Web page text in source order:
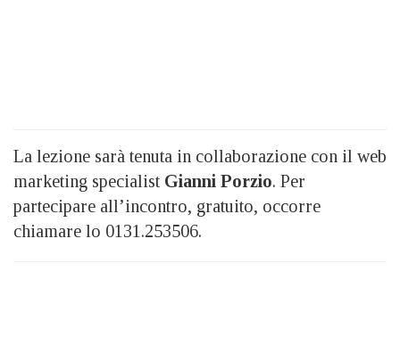
La lezione sarà tenuta in collaborazione con il web
marketing specialist Gianni Porzio. Per
partecipare all’incontro, gratuito, occorre
chiamare lo 0131.253506.